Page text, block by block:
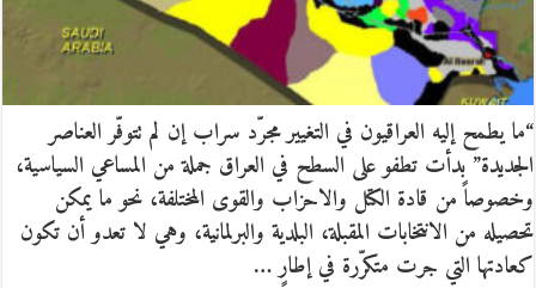
“ما يطمح إليه العراقيون في التغيير مجرّد سراب إن لم تتوفّر العناصر
الجديدة” بدأت تطفو على السطح في العراق جملة من المساعي السياسية،
وخصوصاً من قادة الكتل والاحزاب والقوى المختلفة، نحو ما يمكن
تحصيله من الانتخابات المقبلة، البلدية والبرلمانية، وهي لا تعدو أن تكون
كعادتها التي جرت متكرّرة في إطارٍ …